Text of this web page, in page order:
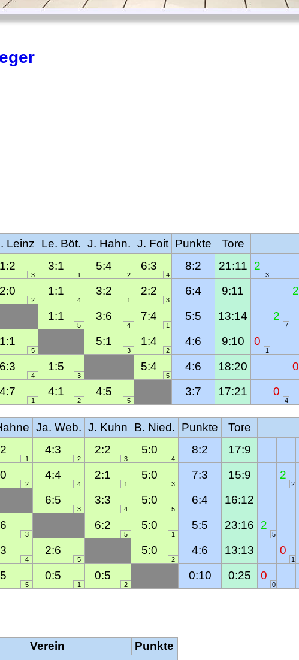
Leinz Le. Böt. J. Hahn. J. Foit Punkte Tore
1:2 3:1 5:4 6:3 8:2 21:11 2
3 1 2 4 3
2:0 1:1 3:2 2:2 6:4 9:11 2
2 4 1 3
1:1 3:6 7:4 5:5 13:14 2
5 4 1 7
1:1 5:1 1:4 4:6 9:10 0
5 3 2 1
6:3 1:5 5:4 4:6 18:20 0
4 3 5
4:7 4:1 4:5 3:7 17:21 0
1 2 5 4
Ja. Web. J. Kuhn B. Nied. Punkte Tore
4:3 2:2 5:0 8:2 17:9
1 2 3 4
4:4 2:1 5:0 7:3 15:9 2
2 4 1 3 2
6:5 3:3 5:0 6:4 16:12
3 4 5
6:2 5:0 5:5 23:16 2
3 5 1 5
2:6 5:0 4:6 13:13 0
4 5 2 1
0:5 0:5 0:10 0:25 0
5 1 2 0
Verein
Punkte